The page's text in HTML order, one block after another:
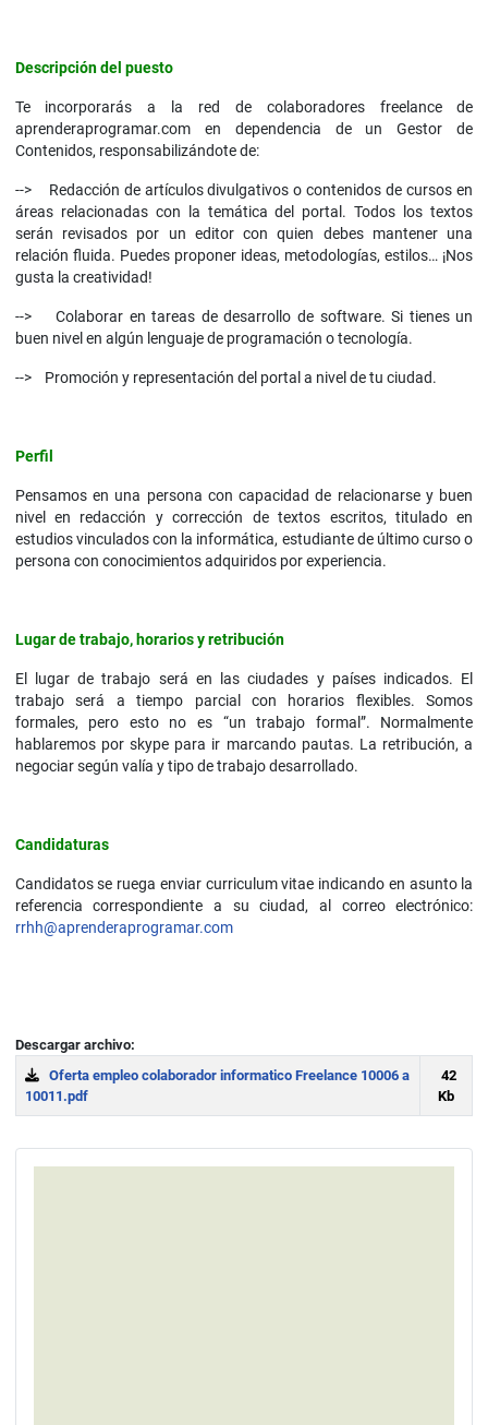
Descripción del puesto
Te incorporarás a la red de colaboradores freelance de
aprenderaprogramar.com en dependencia de un Gestor de
Contenidos, responsabilizándote de:
--> Redacción de artículos divulgativos o contenidos de cursos en
áreas relacionadas con la temática del portal. Todos los textos
serán revisados por un editor con quien debes mantener una
relación fluida. Puedes proponer ideas, metodologías, estilos… ¡Nos
gusta la creatividad!
--> Colaborar en tareas de desarrollo de software. Si tienes un
buen nivel en algún lenguaje de programación o tecnología.
--> Promoción y representación del portal a nivel de tu ciudad.
Perfil
Pensamos en una persona con capacidad de relacionarse y buen
nivel en redacción y corrección de textos escritos, titulado en
estudios vinculados con la informática, estudiante de último curso o
persona con conocimientos adquiridos por experiencia.
Lugar de trabajo, horarios y retribución
El lugar de trabajo será en las ciudades y países indicados. El
trabajo será a tiempo parcial con horarios flexibles. Somos
formales, pero esto no es “un trabajo formal”. Normalmente
hablaremos por skype para ir marcando pautas. La retribución, a
negociar según valía y tipo de trabajo desarrollado.
Candidaturas
Candidatos se ruega enviar curriculum vitae indicando en asunto la
referencia correspondiente a su ciudad, al correo electrónico:
rrhh@aprenderaprogramar.com
Descargar archivo:
Oferta empleo colaborador informatico Freelance 10006 a
10011.pdf
42
Kb